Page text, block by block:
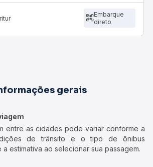
Embarque
direto
gerais
entre as cidades pode variar conforme a
de trânsito e o tipo de ônibus
estimativa ao selecionar sua passagem.